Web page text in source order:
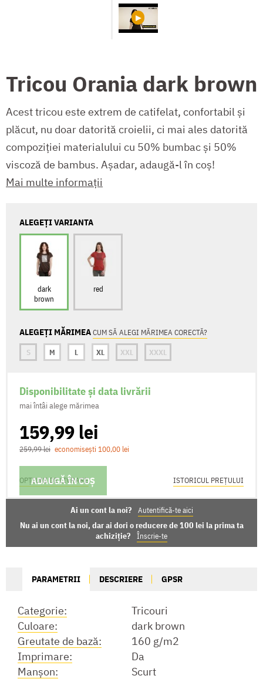
Tricou Orania dark brown
Acest tricou este extrem de catifelat, confortabil și
plăcut, nu doar datorită croielii, ci mai ales datorită
compoziției materialului cu 50% bumbac și 50%
viscoză de bambus. Așadar, adaugă-l în coș!
Mai multe informații
ALEGEȚI VARIANTA
dark
brown
red
ALEGEȚI MĂRIMEACUM SĂ ALEGI MĂRIMEA CORECTĂ?
S
M L XL XXL XXXL
Disponibilitate și data livrării
mai întâi alege mărimea
159,99 lei
259,99 lei economisești 100,00 lei
ADAUGĂ ÎN COȘ
OPȚIUNI DE LIVRARE ISTORICUL PREȚULUI
Ai un cont la noi? Autentifică-te aici
Nu ai un cont la noi, dar ai dori o reducere de 100 lei la prima ta
achiziție?
Înscrie-te
PARAMETRII DESCRIERE GPSR
Categorie:
Tricouri
Culoare:
dark brown
Greutate de bază:
160 g/m2
Imprimare:
Da
Manşon:
Scurt